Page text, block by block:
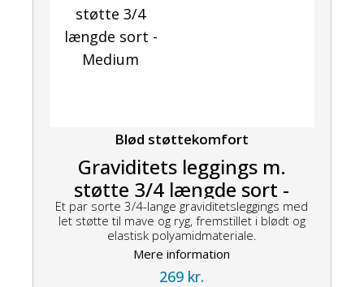
Blød støttekomfort
Graviditets leggings m.
støtte 3/4 længde sort -
Medium
Et par sorte 3/4-lange graviditetsleggings med
let støtte til mave og ryg, fremstillet i blødt og
elastisk polyamidmateriale.
269 kr.
Mere information